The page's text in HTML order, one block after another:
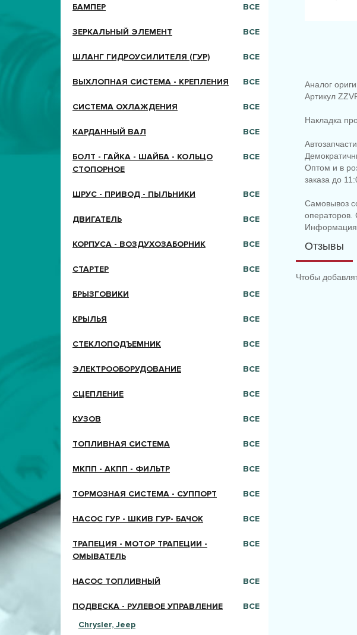
ВСЕ
БАМПЕР
ВСЕ
ЗЕРКАЛЬНЫЙ ЭЛЕМЕНТ
ВСЕ
ШЛАНГ ГИДРОУСИЛИТЕЛЯ (ГУР)
ВСЕ
ВЫХЛОПНАЯ СИСТЕМА - КРЕПЛЕНИЯ
ВСЕ
СИСТЕМА ОХЛАЖДЕНИЯ
ВСЕ
КАРДАННЫЙ ВАЛ
ВСЕ
БОЛТ - ГАЙКА - ШАЙБА - КОЛЬЦО
СТОПОРНОЕ
ВСЕ
ШРУС - ПРИВОД - ПЫЛЬНИКИ
ВСЕ
ДВИГАТЕЛЬ
ВСЕ
КОРПУСА - ВОЗДУХОЗАБОРНИК
ВСЕ
СТАРТЕР
ВСЕ
БРЫЗГОВИКИ
ВСЕ
КРЫЛЬЯ
ВСЕ
СТЕКЛОПОДЪЕМНИК
ВСЕ
ЭЛЕКТРООБОРУДОВАНИЕ
ВСЕ
СЦЕПЛЕНИЕ
ВСЕ
КУЗОВ
ВСЕ
ТОПЛИВНАЯ СИСТЕМА
ВСЕ
МКПП - АКПП - ФИЛЬТР
ВСЕ
ТОРМОЗНАЯ СИСТЕМА - СУППОРТ
ВСЕ
НАСОС ГУР - ШКИВ ГУР- БАЧОК
ВСЕ
ТРАПЕЦИЯ - МОТОР ТРАПЕЦИИ -
ОМЫВАТЕЛЬ
ВСЕ
НАСОС ТОПЛИВНЫЙ
ВСЕ
ПОДВЕСКА - РУЛЕВОЕ УПРАВЛЕНИЕ
Chrysler, Jeep
Аналог
Артикул
Накладка
Оптом и в
заказа до
Самовывоз
операторов.
Информация
Отзывы
Чтобы